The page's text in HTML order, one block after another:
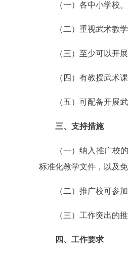
（一）各中小学校。
（二）重视武术教学
（三）至少可以开展
（四）有教授武术课
（五）可配备开展武
三、支持措施
（一）纳入推广校的
标准化教学文件，以及
（二）推广校可参加
（三）工作突出的推
四、工作要求